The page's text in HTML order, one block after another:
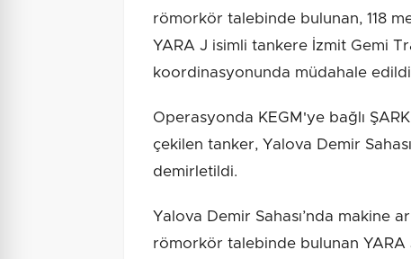
römorkör talebinde bulunan, 118
YARA J isimli tankere İzmit Gemi
koordinasyonunda müdahale
Operasyonda KEGM'ye bağlı
çekilen tanker, Yalova Demir
demirletildi.
Yalova Demir Sahası’nda makine
römorkör talebinde bulunan YARA